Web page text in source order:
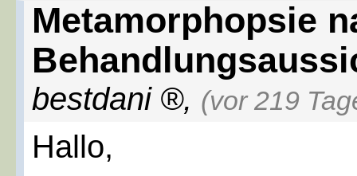
Metamorphopsie
bestdani , (vor 219
Hallo,